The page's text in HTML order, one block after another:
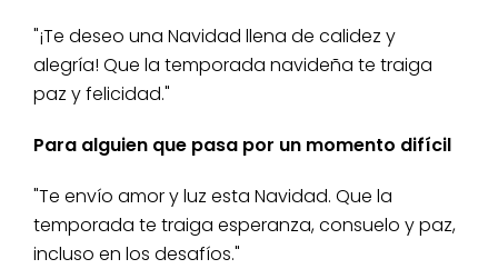
"¡Te deseo una Navidad llena de calidez y
alegría! Que la temporada navideña te traiga
paz y felicidad."
Para alguien que pasa por un momento difícil
"Te envío amor y luz esta Navidad. Que la
temporada te traiga esperanza, consuelo y paz,
incluso en los desafíos."